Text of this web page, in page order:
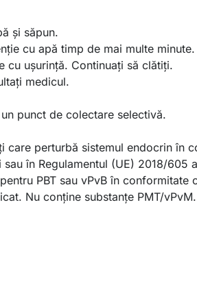
şi săpun.
cu apă timp de mai multe
cu uşurinţă. Continuaţi să clătiţi.
medicul.
punct de colectare selectivă.
care perturbă sistemul endocrin în
în Regulamentul (UE) 2018/605
PBT sau vPvB în conformitate
Nu conține substanțe PMT/vPvM.